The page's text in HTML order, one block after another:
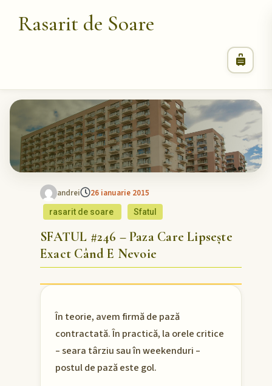
Rasarit de Soare
andrei 26 ianuarie 2015
rasarit de soare Sfatul
SFATUL #246 – Paza Care Lipsește
Exact Când E Nevoie
În teorie, avem firmă de pază
contractată. În practică, la orele critice
– seara târziu sau în weekenduri –
postul de pază este gol.